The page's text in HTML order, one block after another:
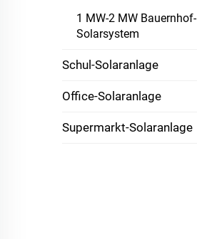
1 MW-2 MW Bauernhof-
Solarsystem
Schul-Solaranlage
Office-Solaranlage
Supermarkt-Solaranlage